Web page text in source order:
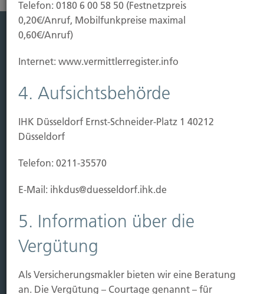
Vorsorgen
Sichern
Immobilien Vers.
Baubeginn
Einzug/Vermietung
Kontakt
Hubert Brück KG
| Inhaber: Dipl. Ökonom Johannes
Brück | Kapellstraße 2 | 40479 Düsseldorf
Telefon:0211-490066 | Fax:0211-4911125 | E-Mail:
Telefon: 0180 6 00 58 50 (Festnetzpreis
0,20€/Anruf, Mobilfunkpreise maximal
0,60€/Anruf)
Internet: www.vermittlerregister.info
4. Aufsichtsbehörde
IHK Düsseldorf Ernst-Schneider-Platz 1 40212
Düsseldorf
Telefon: 0211-35570
E-Mail: ihkdus@duesseldorf.ihk.de
5. Information über die
Vergütung
Als Versicherungsmakler bieten wir eine Beratung
an. Die Vergütung – Courtage genannt – für